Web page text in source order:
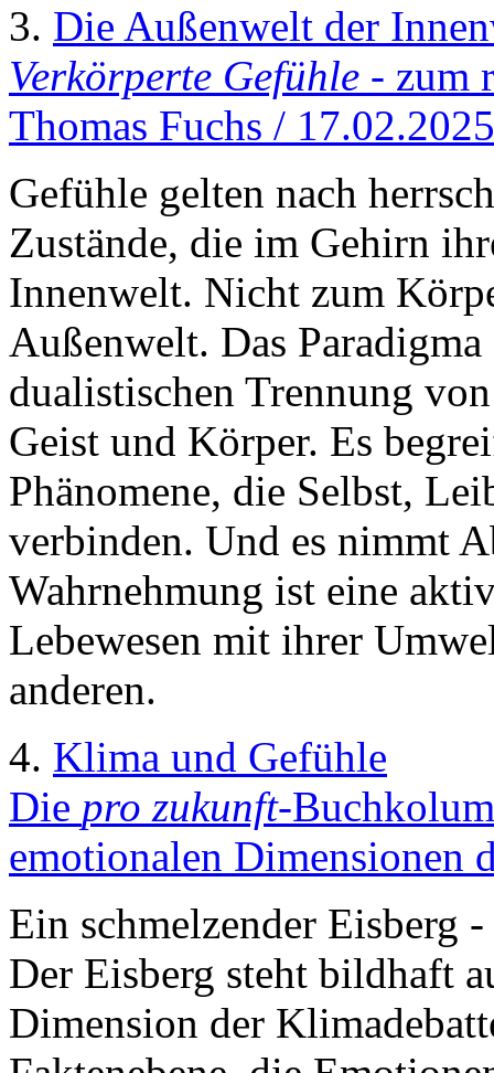
3. Die Außenwelt der
Verkörperte Gefühle - zum
Thomas Fuchs / 17.02.2025
Gefühle gelten nach
Zustände, die im Gehirn
Innenwelt. Nicht zum
Außenwelt. Das
dualistischen Trennung
Geist und Körper. Es
Phänomene, die Selbst,
verbinden. Und es nimmt
Wahrnehmung ist eine
Lebewesen mit ihrer
anderen.
4. Klima und Gefühle
Die pro zukunft-
emotionalen Dimensionen
Ein schmelzender Eisberg
Der Eisberg steht bildhaft
Dimension der